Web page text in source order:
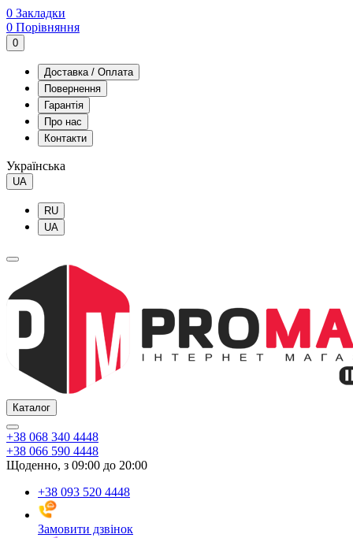
0 Закладки
0 Порівняння
0
Доставка / Оплата
Повернення
Гарантія
Про нас
Контакти
Українська
UA
RU
UA
Каталог
+38 068 340 4448
+38 066 590 4448
Щоденно, з 09:00 до 20:00
+38 093 520 4448
Замовити дзвінок